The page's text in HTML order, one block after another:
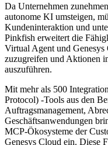
Da Unternehmen
autonome KI umsteigen,
Kundeninteraktion und
Pinkfish erweitert die
Virtual Agent und
zuzugreifen und Aktionen
auszuführen.
Mit mehr als 500
Protocol) -Tools aus den
Auftragsmanagement,
Geschäftsanwendungen
MCP-Ökosysteme der
Genesys Cloud ein. Diese